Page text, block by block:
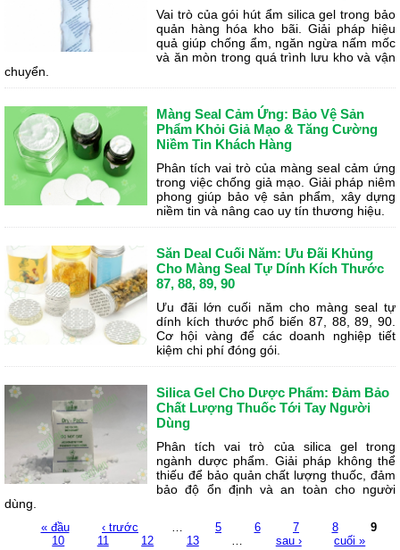
Vai trò của gói hút ẩm silica gel trong bảo
quản hàng hóa kho bãi. Giải pháp hiệu
quả giúp chống ẩm, ngăn ngừa nấm mốc
và ăn mòn trong quá trình lưu kho và vận
chuyển.
Màng Seal Cảm Ứng: Bảo Vệ Sản
Phẩm Khỏi Giả Mạo & Tăng Cường
Niềm Tin Khách Hàng
Phân tích vai trò của màng seal cảm ứng
trong việc chống giả mạo. Giải pháp niêm
phong giúp bảo vệ sản phẩm, xây dựng
niềm tin và nâng cao uy tín thương hiệu.
Săn Deal Cuối Năm: Ưu Đãi Khủng
Cho Màng Seal Tự Dính Kích Thước
87, 88, 89, 90
Ưu đãi lớn cuối năm cho màng seal tự
dính kích thước phổ biến 87, 88, 89, 90.
Cơ hội vàng để các doanh nghiệp tiết
kiệm chi phí đóng gói.
Silica Gel Cho Dược Phẩm: Đảm Bảo
Chất Lượng Thuốc Tới Tay Người
Dùng
Phân tích vai trò của silica gel trong
ngành dược phẩm. Giải pháp không thể
thiếu để bảo quản chất lượng thuốc, đảm
bảo độ ổn định và an toàn cho người
dùng.
« đầu ‹ trước 5 6 7 8
9
10
11 12 13 sau › cuối »